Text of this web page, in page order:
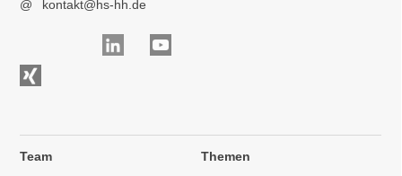
@
kontakt@hs-hh.de
Team
Themen